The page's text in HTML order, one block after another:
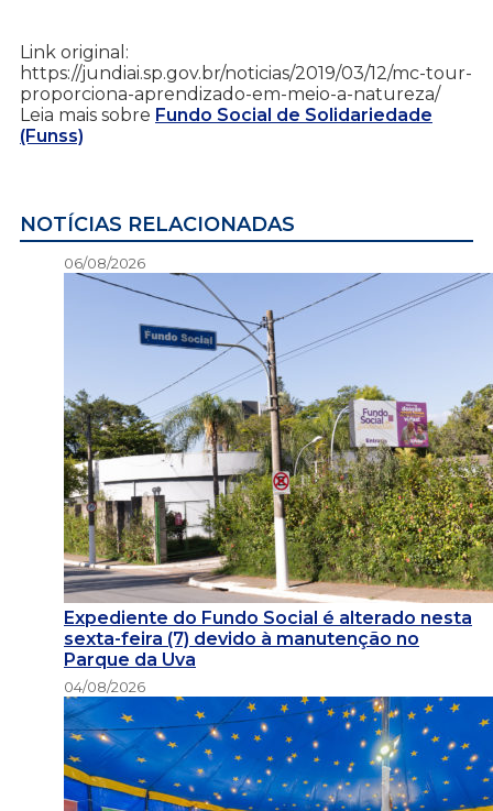
Link original:
https://jundiai.sp.gov.br/noticias/2019/03/12/mc-tour-
proporciona-aprendizado-em-meio-a-natureza/
Leia mais sobre Fundo Social de Solidariedade
(Funss)
NOTÍCIAS RELACIONADAS
06/08/2026
Expediente do Fundo Social é alterado nesta
sexta-feira (7) devido à manutenção no
Parque da Uva
04/08/2026